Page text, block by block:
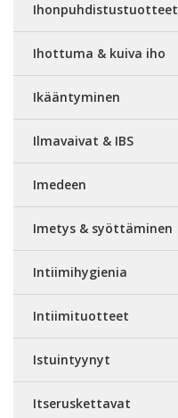
Ihonpuhdistustuotteet
Ihottuma & kuiva iho
Ikääntyminen
Ilmavaivat & IBS
Imedeen
Imetys & syöttäminen
Intiimihygienia
Intiimituotteet
Istuintyynyt
Itseruskettavat